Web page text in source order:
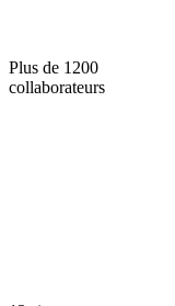
Plus de 1200
collaborateurs